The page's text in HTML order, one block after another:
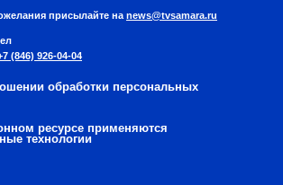
присылайте на news@tvsamara.ru
(846) 926-04-04
обработки персональных
ресурсе применяются
технологии